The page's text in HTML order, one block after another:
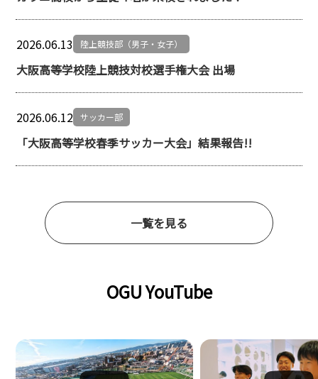
2026.06.13 陸上競技部（男子・女子）
大阪高等学校陸上競技対校選手権大会 出場
2026.06.12 サッカー部
「大阪高等学校春季サッカー大会」結果報告!!
一覧を見る
OGU YouTube